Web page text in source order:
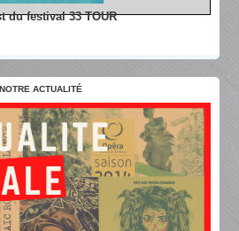
du festival 33 TOUR
NOTRE ACTUALITÉ